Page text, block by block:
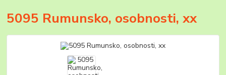
5095 Rumunsko, osobnosti, xx